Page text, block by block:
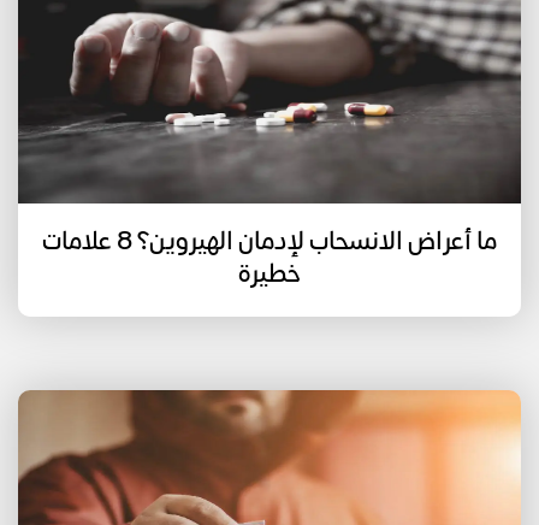
ما أعراض الانسحاب لإدمان الهيروين؟ 8 علامات
خطيرة